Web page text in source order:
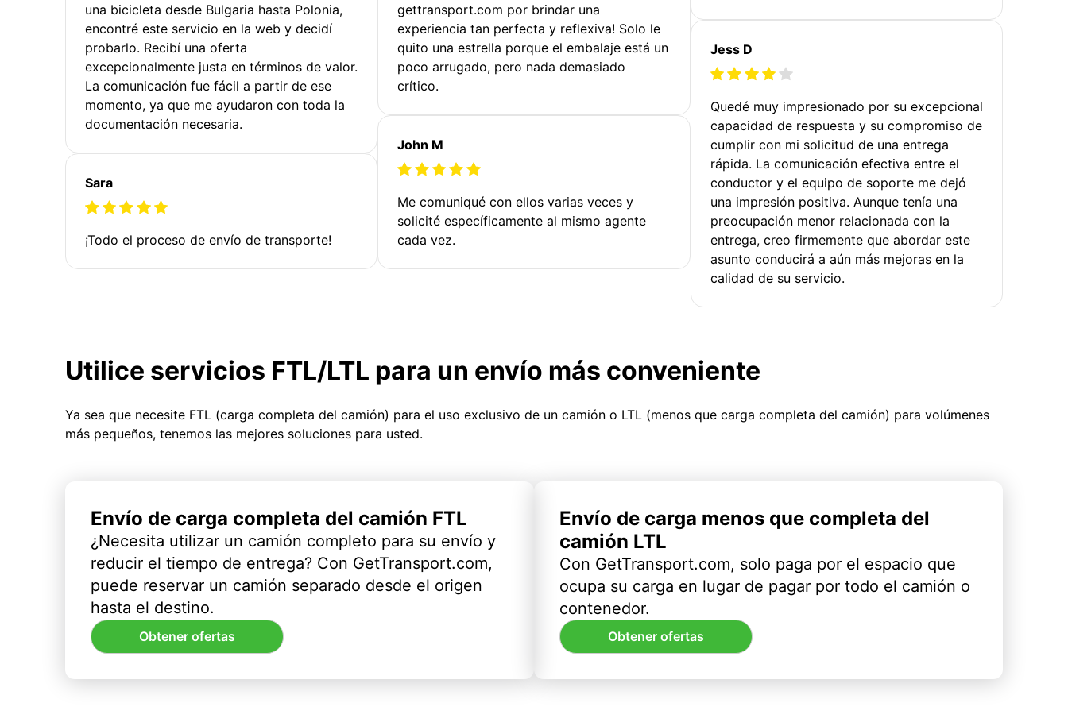
una bicicleta desde Bulgaria hasta Polonia,
encontré este servicio en la web y decidí
probarlo. Recibí una oferta
excepcionalmente justa en términos de valor.
La comunicación fue fácil a partir de ese
momento, ya que me ayudaron con toda la
documentación necesaria.
Sara
¡Todo el proceso de envío de transporte!
gettransport.com por brindar una
experiencia tan perfecta y reflexiva! Solo le
quito una estrella porque el embalaje está un
poco arrugado, pero nada demasiado
crítico.
John M
Me comuniqué con ellos varias veces y
solicité específicamente al mismo agente
cada vez.
Jess D
Quedé muy impresionado por su excepcional
capacidad de respuesta y su compromiso de
cumplir con mi solicitud de una entrega
rápida. La comunicación efectiva entre el
conductor y el equipo de soporte me dejó
una impresión positiva. Aunque tenía una
preocupación menor relacionada con la
entrega, creo firmemente que abordar este
asunto conducirá a aún más mejoras en la
calidad de su servicio.
Utilice servicios FTL/LTL para un envío más conveniente
Ya sea que necesite FTL (carga completa del camión) para el uso exclusivo de un camión o LTL (menos que carga completa del camión) para volúmenes
más pequeños, tenemos las mejores soluciones para usted.
Envío de carga completa del camión FTL
¿Necesita utilizar un camión completo para su envío y
reducir el tiempo de entrega? Con GetTransport.com,
puede reservar un camión separado desde el origen
hasta el destino.
Obtener ofertas
Envío de carga menos que completa del
camión LTL
Con GetTransport.com, solo paga por el espacio que
ocupa su carga en lugar de pagar por todo el camión o
contenedor.
Obtener ofertas